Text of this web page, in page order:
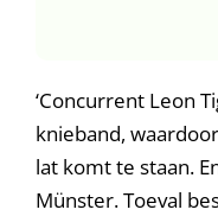
‘Concurrent Leon
knieband,
lat komt te staan.
Münster. Toeval